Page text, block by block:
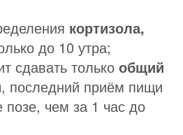
кортизола,
до 10 утра;
сдавать только общий
, последний приём пищи
позе, чем за 1 час до